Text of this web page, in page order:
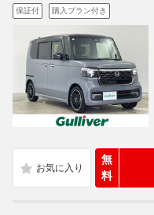
保証付 購入プラン付き
無
料